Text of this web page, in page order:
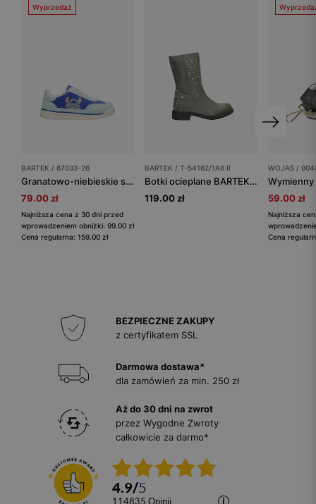
Wyprzedaż
BARTEK / 87033-26
Granatowo-niebieskie sneakersy dziecięce Stitch BARTEK 87033-26
79.00 zł
Najniższa cena z 30 dni przed
wprowadzeniem obniżki: 99.00 zł
Cena regularna: 159.00 zł
BARTEK / T-54162/1A8 II
Botki ocieplane BARTEK T-54162/1A8 II, dla dziewcząt, szary
119.00 zł
WOJAS /
59.00 zł
Najniższa
Cena
BEZPIECZNE ZAKUPY
z certyfikatem SSL
Darmowa dostawa*
dla zamówień za min. 250 zł
Aż do 30 dni na zwrot
przez Wygodne Zwroty
całkowicie za darmo*
4.9/5
114835 opinii